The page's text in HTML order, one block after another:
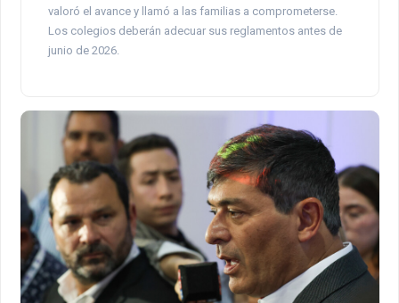
valoró el avance y llamó a las familias a comprometerse.
Los colegios deberán adecuar sus reglamentos antes de
junio de 2026.